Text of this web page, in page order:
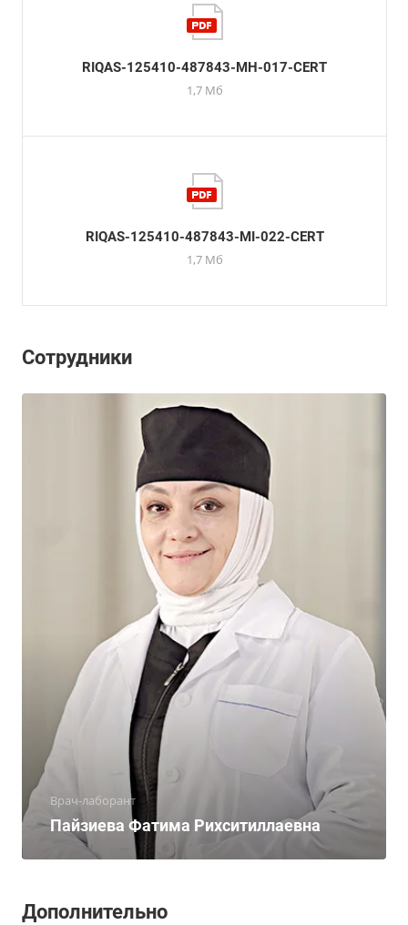
RIQAS-125410-487843-MH-017-CERT
1,7 Мб
RIQAS-125410-487843-MI-022-CERT
1,7 Мб
Сотрудники
Врач-лаборант
Пайзиева Фатима Рихситиллаевна
Дополнительно